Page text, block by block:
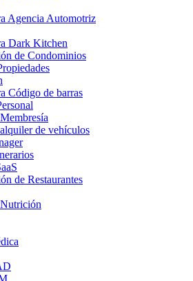
Agencia Automotriz
Dark Kitchen
de Condominios
Código de barras
de vehículos
de Restaurantes